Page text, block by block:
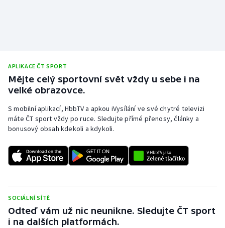
APLIKACE ČT SPORT
Mějte celý sportovní svět vždy u sebe i na
velké obrazovce.
S mobilní aplikací, HbbTV a apkou iVysílání ve své chytré televizi
máte ČT sport vždy po ruce. Sledujte přímé přenosy, články a
bonusový obsah kdekoli a kdykoli.
SOCIÁLNÍ SÍTĚ
Odteď vám už nic neunikne. Sledujte ČT sport
i na dalších platformách.